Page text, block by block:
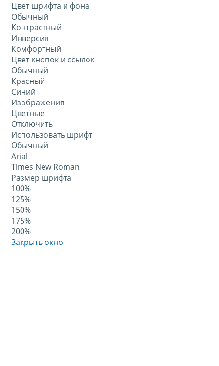
Цвет шрифта и фона
Обычный
Контрастный
Инверсия
Комфортный
Цвет кнопок и ссылок
Обычный
Красный
Синий
Изображения
Цветные
Отключить
Использовать шрифт
Обычный
Arial
Times New Roman
Размер шрифта
100%
125%
150%
175%
200%
Закрыть окно